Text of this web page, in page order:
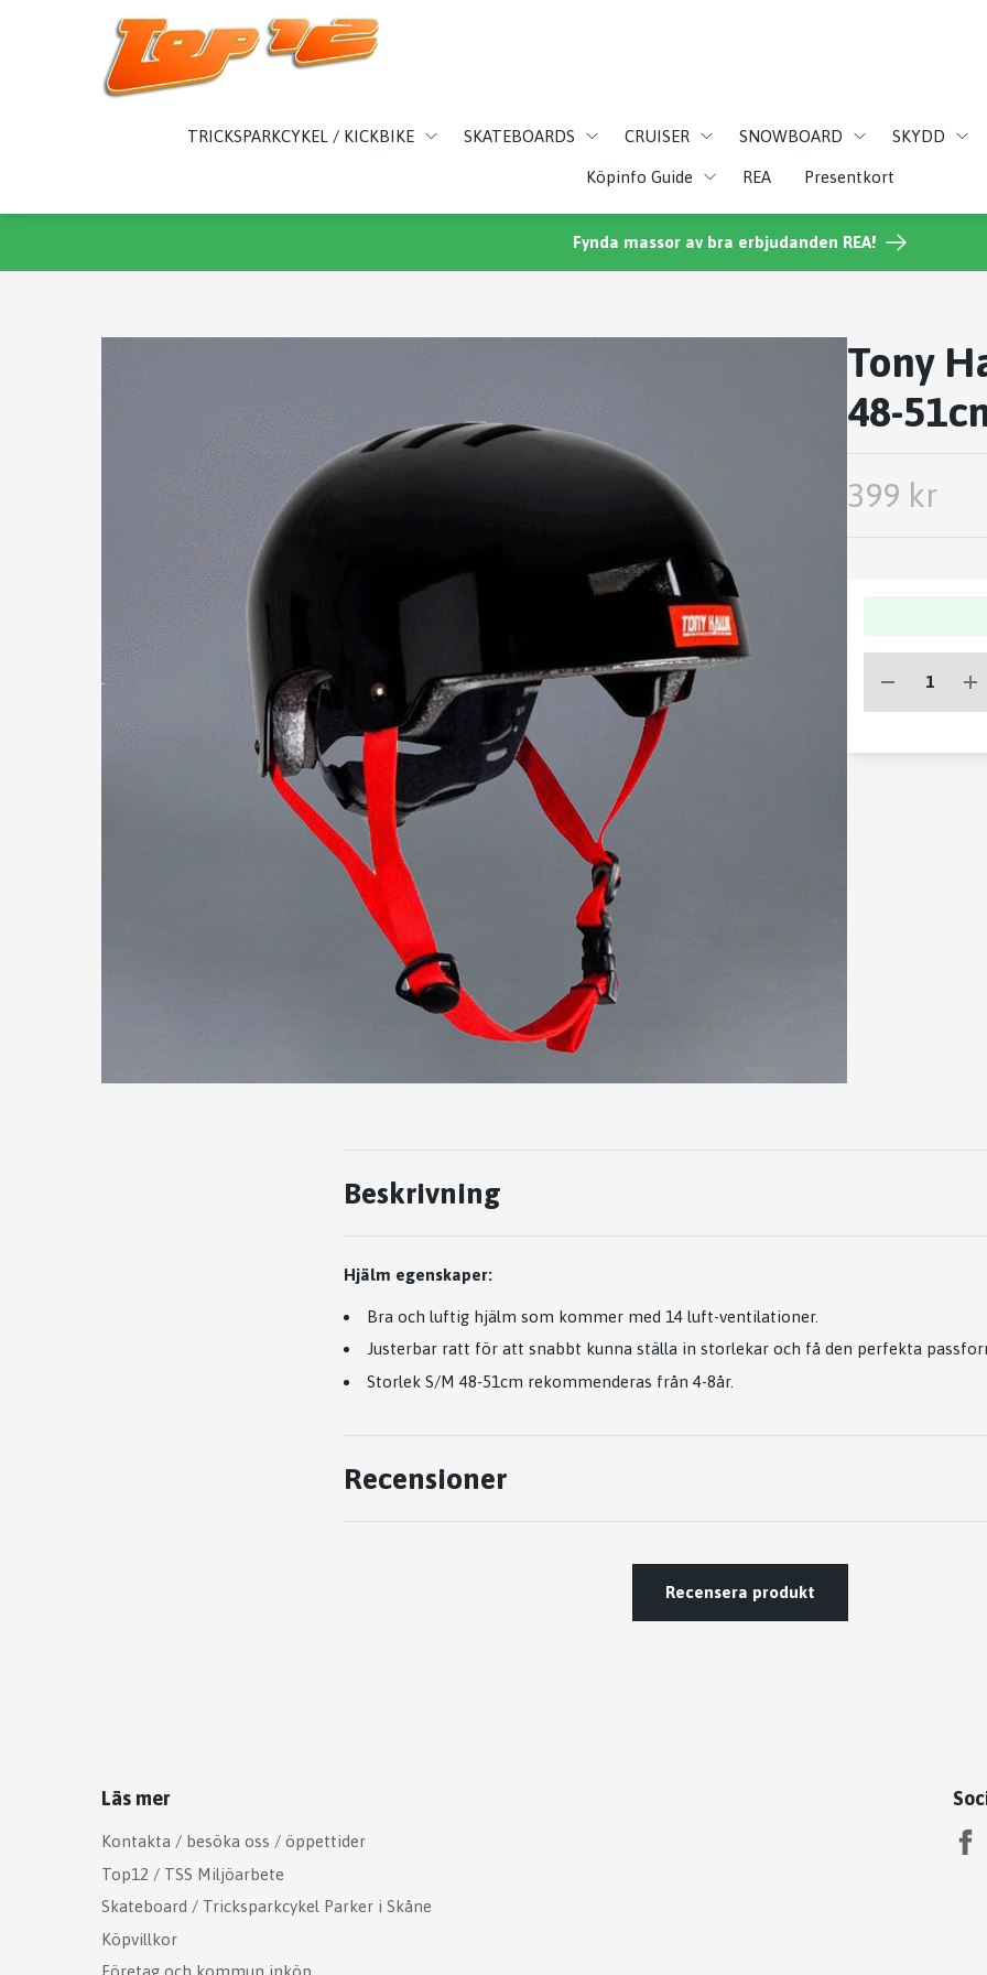
TRICKSPARKCYKEL / KICKBIKE SKATEBOARDS CRUISER SNOWBOARD SKYDD
Köpinfo Guide REA Presentkort
Fynda massor av bra erbjudanden REA!
Tony
48-
399 kr
Beskrivning
Hjälm egenskaper:
Bra och luftig hjälm som kommer med 14 luft-ventilationer.
Justerbar ratt för att snabbt kunna ställa in storlekar och få den perfekta
Storlek S/M 48-51cm rekommenderas från 4-8år.
Recensioner
Recensera produkt
Läs mer
Kontakta / besöka oss / öppettider
Top12 / TSS Miljöarbete
Skateboard / Tricksparkcykel Parker i Skåne
Köpvillkor